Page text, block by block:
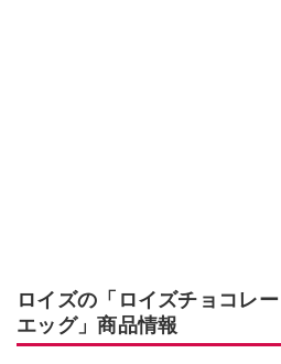
ロイズの「ロイズチョコレ
エッグ」商品情報